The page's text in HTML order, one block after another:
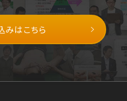
みはこちら